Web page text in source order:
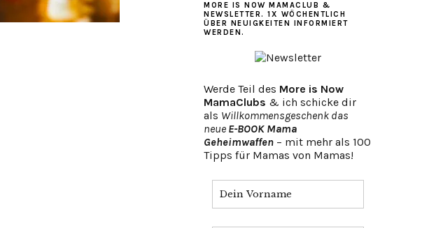
MORE IS NOW MAMACLUB &
NEWSLETTER. 1X WÖCHENTLICH
ÜBER NEUIGKEITEN INFORMIERT
WERDEN.
Werde Teil des More is Now
MamaClubs & ich schicke dir
als Willkommensgeschenk das
neue E-BOOK Mama
Geheimwaffen – mit mehr als 100
Tipps für Mamas von Mamas!